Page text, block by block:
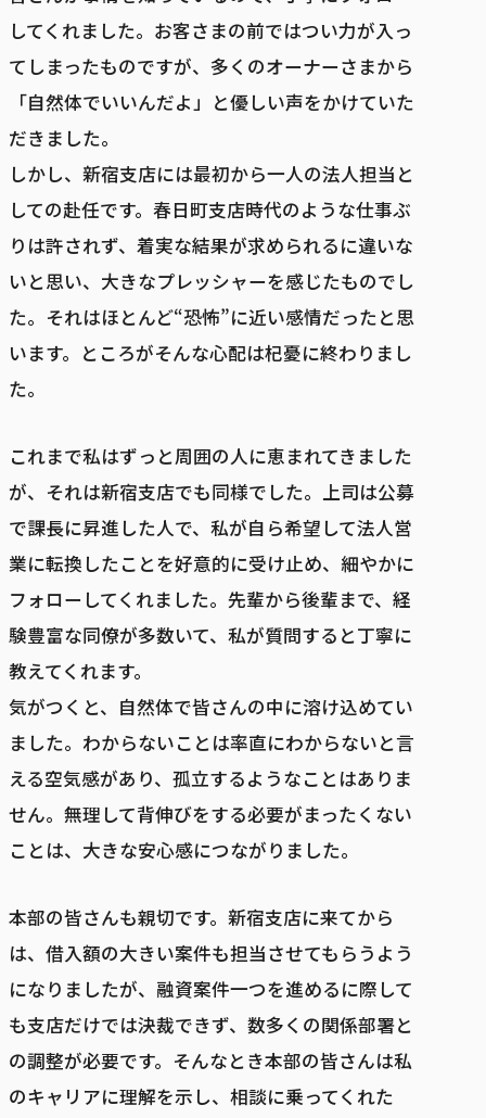
してくれました。お客さまの前ではつい力が入っ
てしまったものですが、多くのオーナーさまから
「自然体でいいんだよ」と優しい声をかけていた
だきました。
しかし、新宿支店には最初から一人の法人担当と
しての赴任です。春日町支店時代のような仕事ぶ
りは許されず、着実な結果が求められるに違いな
いと思い、大きなプレッシャーを感じたものでし
た。それはほとんど“恐怖”に近い感情だったと思
います。ところがそんな心配は杞憂に終わりまし
た。
これまで私はずっと周囲の人に恵まれてきました
が、それは新宿支店でも同様でした。上司は公募
で課長に昇進した人で、私が自ら希望して法人営
業に転換したことを好意的に受け止め、細やかに
フォローしてくれました。先輩から後輩まで、経
験豊富な同僚が多数いて、私が質問すると丁寧に
教えてくれます。
気がつくと、自然体で皆さんの中に溶け込めてい
ました。わからないことは率直にわからないと言
える空気感があり、孤立するようなことはありま
せん。無理して背伸びをする必要がまったくない
ことは、大きな安心感につながりました。
本部の皆さんも親切です。新宿支店に来てから
は、借入額の大きい案件も担当させてもらうよう
になりましたが、融資案件一つを進めるに際して
も支店だけでは決裁できず、数多くの関係部署と
の調整が必要です。そんなとき本部の皆さんは私
のキャリアに理解を示し、相談に乗ってくれた